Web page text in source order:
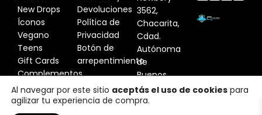
New Drops
Íconos
Vegano
Teens
Gift Cards
Complementos
Devoluciones
Política de
Privacidad
Botón de
arrepentimiento
3562,
Chacarita,
Cdad.
Autónoma
de
Buenos
Aires,
Argentina
Al navegar por este sitio aceptás el uso de cookies para
agilizar tu experiencia de compra.